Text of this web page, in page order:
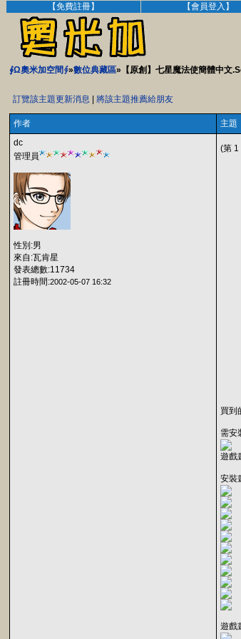
【免費註冊】 【會員登入】
∮Ω奧米加空間∮»數位典藏區»【原創】七星魔法使簡體中文
訂覽該主題更新消息 將該主題推薦給朋友
作者
主題
dc
管理員
性別:男
來自:瓦肯星
發表總數:11734
註冊時間:2002-05-07 16:32
(第 1
買到
需安
遊戲
安裝
遊戲